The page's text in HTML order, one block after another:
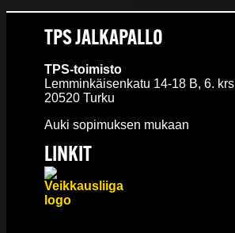
TPS JALKAPALLO
TPS-toimisto
Lemminkäisenkatu 14-18 B, 6. krs
20520 Turku
Auki sopimuksen mukaan
LINKIT